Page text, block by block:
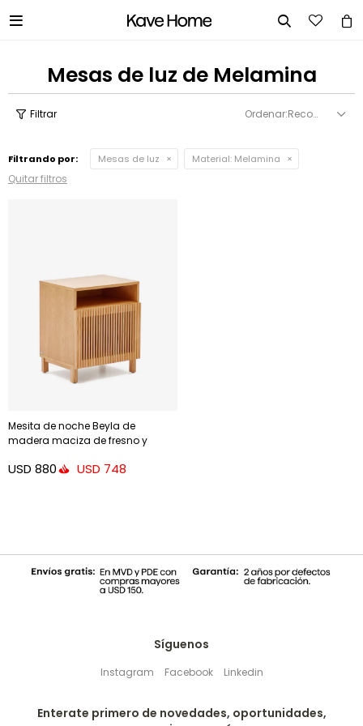
 
Mesas de luz de Melamina
Recomendados
Filtrando por: Mesas de luz Material: Melamina
Quitar filtros
Mesita de noche Beyla de
madera maciza de fresno y
USD 880 USD 748
Síguenos
Instagram Facebook Linkedin
Enterate primero de novedades, oportunidades,